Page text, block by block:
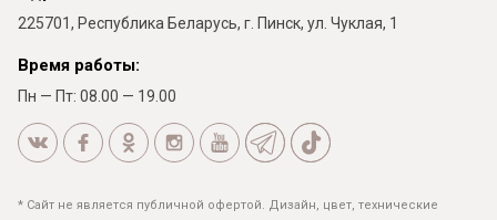
225701, Республика Беларусь, г. Пинск, ул. Чуклая, 1
Время работы:
Пн — Пт: 08.00 — 19.00
* Сайт не является публичной офертой. Дизайн, цвет, технические